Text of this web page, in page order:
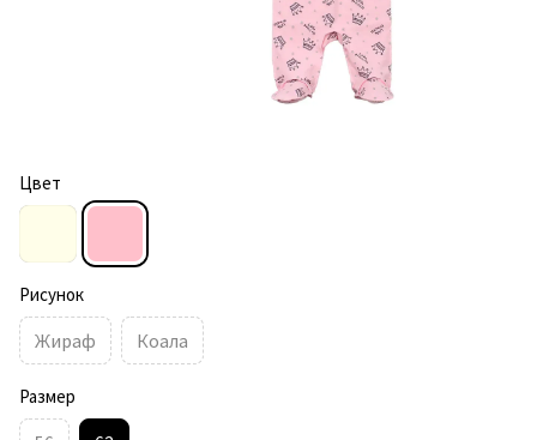
Цвет
Рисунок
Жираф Коала
Размер